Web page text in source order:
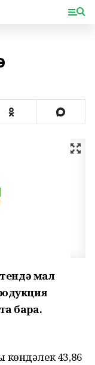
мал
бара.
көндәлек 43,86